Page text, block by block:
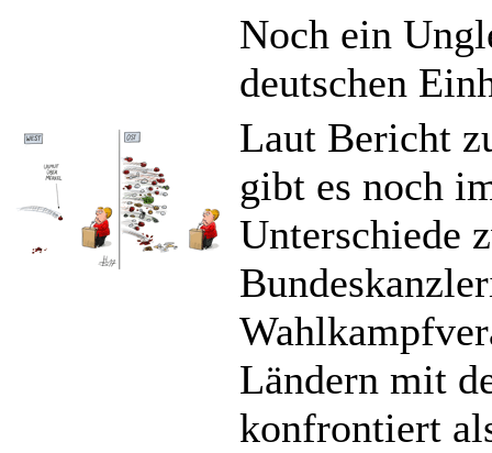
Noch ein
deutschen
Laut Bericht
gibt es noch
Unterschiede
Ländern mit
konfrontiert